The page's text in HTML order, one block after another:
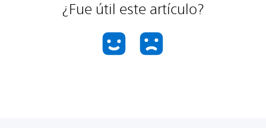
¿Fue útil este artículo?